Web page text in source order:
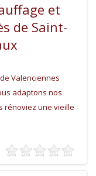
et
de Saint-
Valenciennes
adaptons nos
rénoviez une vieille